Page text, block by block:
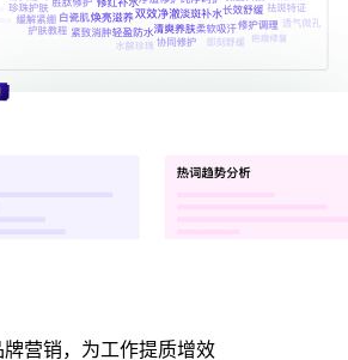
牌营销，为工作提质增效